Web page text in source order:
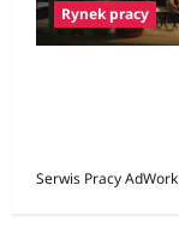
Rynek pracy
Serwis Pracy AdWork